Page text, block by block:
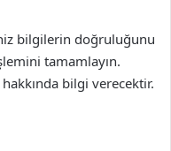
bilgilerin doğruluğunu
tamamlayın.
hakkında bilgi verecektir.